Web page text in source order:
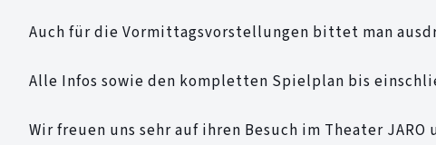
Auch für die Vormittagsvorstellungen bittet man
Alle Infos sowie den kompletten Spielplan bis
Wir freuen uns sehr auf ihren Besuch im Theater